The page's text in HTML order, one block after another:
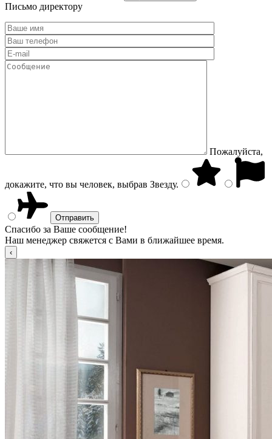
Письмо директору
Пожалуйста,
докажите, что вы человек, выбрав Звезду.
Спасибо за Ваше сообщение!
Наш менеджер свяжется с Вами в ближайшее время.